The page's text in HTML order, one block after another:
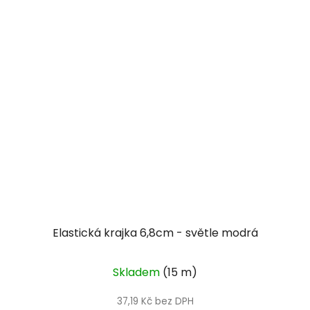
Elastická krajka 6,8cm - světle modrá
Skladem (15 m)
37,19 Kč bez DPH